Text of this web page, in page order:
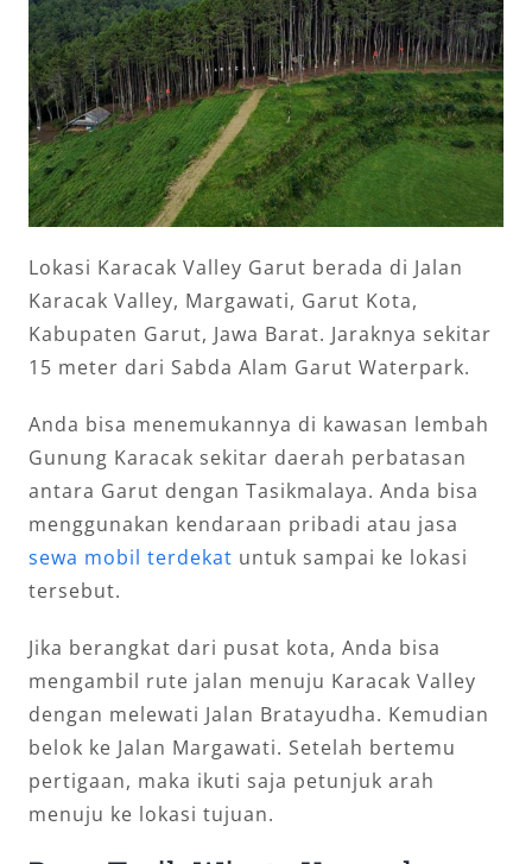
Lokasi Karacak Valley Garut berada di Jalan
Karacak Valley, Margawati, Garut Kota,
Kabupaten Garut, Jawa Barat. Jaraknya sekitar
15 meter dari Sabda Alam Garut Waterpark.
Anda bisa menemukannya di kawasan lembah
Gunung Karacak sekitar daerah perbatasan
antara Garut dengan Tasikmalaya. Anda bisa
menggunakan kendaraan pribadi atau jasa
sewa mobil terdekat untuk sampai ke lokasi
tersebut.
Jika berangkat dari pusat kota, Anda bisa
mengambil rute jalan menuju Karacak Valley
dengan melewati Jalan Bratayudha. Kemudian
belok ke Jalan Margawati. Setelah bertemu
pertigaan, maka ikuti saja petunjuk arah
menuju ke lokasi tujuan.